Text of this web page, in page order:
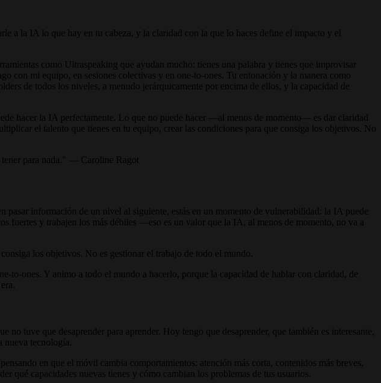
a la IA lo que hay en tu cabeza, y la claridad con la que lo haces define el impacto y el
como Ultraspeaking que ayudan mucho: tienes una palabra y tienes que improvisar
con mi equipo, en sesiones colectivas y en one-to-ones. Tu entonación y la manera como
de todos los niveles, a menudo jerárquicamente por encima de ellos, y la capacidad de
hacer la IA perfectamente. Lo que no puede hacer —al menos de momento— es dar claridad
el talento que tienes en tu equipo, crear las condiciones para que consiga los objetivos. No
para nada." — Caroline Ragot
pasar información de un nivel al siguiente, estás en un momento de vulnerabilidad: la IA puede
fuertes y trabajen los más débiles —eso es un valor que la IA, al menos de momento, no va a
los objetivos. No es gestionar el trabajo de todo el mundo.
to-ones. Y animo a todo el mundo a hacerlo, porque la capacidad de hablar con claridad, de
tuve que desaprender para aprender. Hoy tengo que desaprender, que también es interesante,
nueva tecnología.
en que el móvil cambia comportamientos: atención más corta, contenidos más breves,
qué capacidades nuevas tienes y cómo cambian los problemas de tus usuarios.